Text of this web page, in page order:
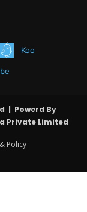
Koo
| Powerd By
Private Limited
Policy